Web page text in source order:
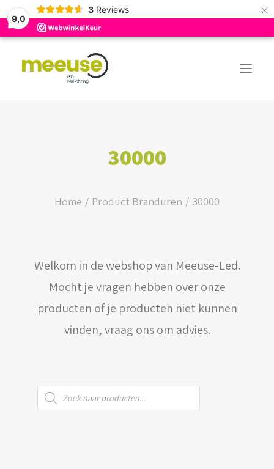
9,0
3 Reviews ×
BUDGET ASSORTIMENT
WEBSHOP
LOGIN / REGISTER
WINKELWAGEN
30000
Home Product Branduren 30000
Welkom in de webshop van Meeuse-Led.
Mocht je vragen hebben over onze
producten of je producten niet kunnen
vinden, vraag ons om advies.
Producten
zoeken